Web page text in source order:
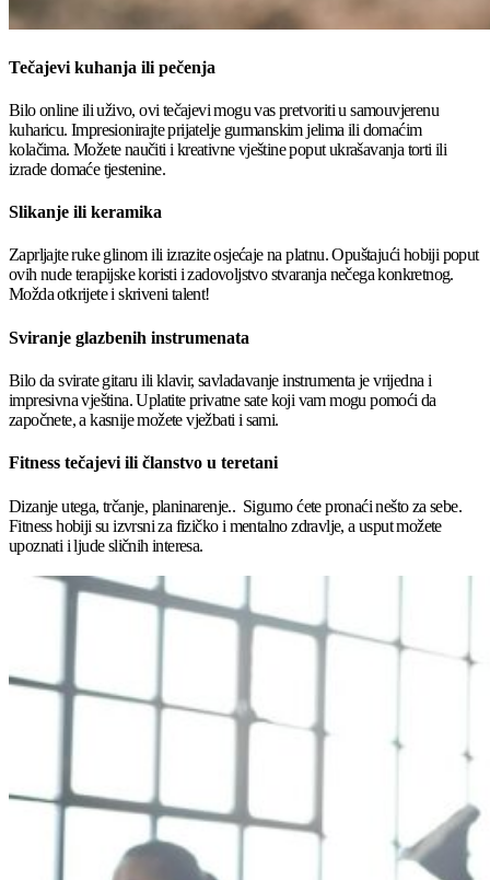
Tečajevi kuhanja ili pečenja
Bilo online ili uživo, ovi tečajevi mogu vas pretvoriti u samouvjerenu
kuharicu. Impresionirajte prijatelje gurmanskim jelima ili domaćim
kolačima. Možete naučiti i kreativne vještine poput ukrašavanja torti ili
izrade domaće tjestenine.
Slikanje ili keramika
Zaprljajte ruke glinom ili izrazite osjećaje na platnu. Opuštajući hobiji poput
ovih nude terapijske koristi i zadovoljstvo stvaranja nečega konkretnog.
Možda otkrijete i skriveni talent!
Sviranje glazbenih instrumenata
Bilo da svirate gitaru ili klavir, savladavanje instrumenta je vrijedna i
impresivna vještina. Uplatite privatne sate koji vam mogu pomoći da
započnete, a kasnije možete vježbati i sami.
Fitness tečajevi ili članstvo u teretani
Dizanje utega, trčanje, planinarenje.. Sigurno ćete pronaći nešto za sebe.
Fitness hobiji su izvrsni za fizičko i mentalno zdravlje, a usput možete
upoznati i ljude sličnih interesa.